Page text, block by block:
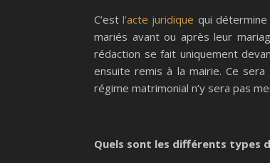
C’est l’acte juridique qui
mariés avant ou après leur
rédaction se fait uniquement
ensuite remis à la mairie. Ce
régime matrimonial n’y sera pas
Quels sont les différents types